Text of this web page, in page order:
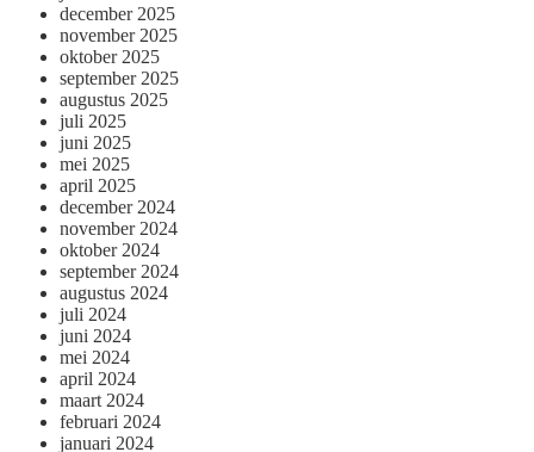
december 2025
november 2025
oktober 2025
september 2025
augustus 2025
juli 2025
juni 2025
mei 2025
april 2025
december 2024
november 2024
oktober 2024
september 2024
augustus 2024
juli 2024
juni 2024
mei 2024
april 2024
maart 2024
februari 2024
januari 2024